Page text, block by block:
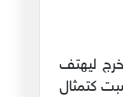
ليهتف
كتمثال